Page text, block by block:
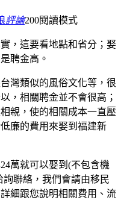
評論200閱讀模式
，這要看地點和省分；娶
聘金高。
灣類似的風俗文化等，很
，相關聘金並不會很高；
親，使的相關成本一直壓
廉的費用來娶到福建新
萬就可以娶到(不包含機
聯絡，我們會請由移民
細跟您說明相關費用、流